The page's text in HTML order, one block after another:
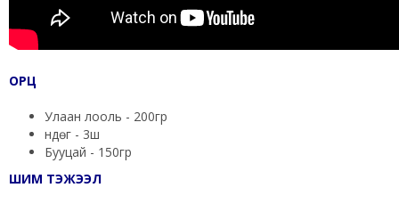
ОРЦ
Улаан лооль - 200гр
Өндөг - 3ш
Бууцай - 150гр
ШИМ ТЭЖЭЭЛ